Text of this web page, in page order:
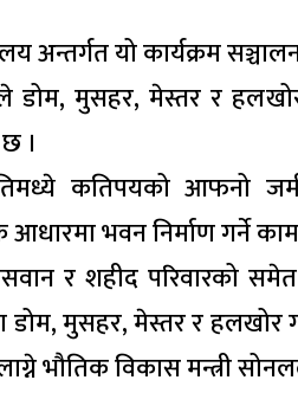
अन्तर्गत यो कार्यक्रम
डोम, मुसहर, मेस्तर र
।
कतिपयको आफनो
भवन निर्माण गर्ने
र शहीद परिवारको समेत
मुसहर, मेस्तर र हलखोर
भौतिक विकास मन्त्री